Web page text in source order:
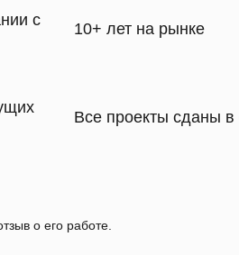
с
10+ лет на рынке
Все проекты сданы в
о его работе.